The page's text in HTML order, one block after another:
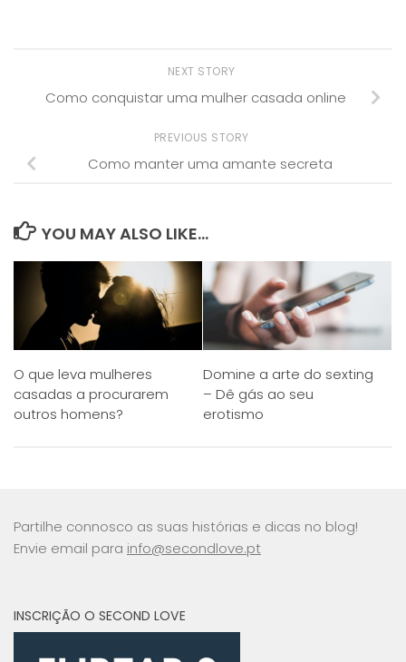
NEXT STORY
Como conquistar uma mulher casada online
PREVIOUS STORY
Como manter uma amante secreta
YOU MAY ALSO LIKE...
O que leva mulheres
casadas a procurarem
outros homens?
Domine a arte do sexting
– Dê gás ao seu
erotismo
Partilhe connosco as suas histórias e dicas no blog!
Envie email para info@secondlove.pt
INSCRIÇÃO O SECOND LOVE